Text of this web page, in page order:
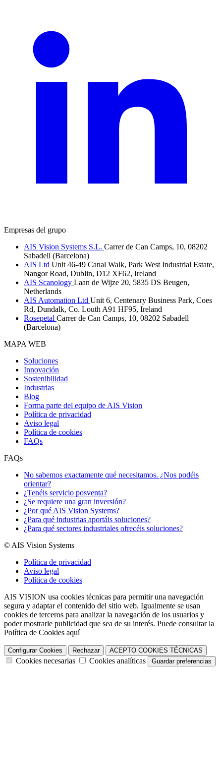
Empresas del grupo
AIS Vision Systems S.L. Carrer de Can Camps, 10, 08202
Sabadell (Barcelona)
AIS Ltd Unit 46-49 Canal Walk, Park West Industrial Estate,
Nangor Road, Dublin, D12 XF62, Ireland
AIS Scanology Laan de Wijze 20, 5835 DS Beugen,
Netherlands
AIS Automation Ltd Unit 6, Centenary Business Park, Coes
Rd, Dundalk, Co. Louth A91 HF95, Ireland
Rosepetal Carrer de Can Camps, 10, 08202 Sabadell
(Barcelona)
MAPA WEB
Soluciones
Innovación
Sostenibilidad
Industrias
Blog
Forma parte del equipo de AIS Vision
Política de privacidad
Aviso legal
Política de cookies
FAQs
FAQs
No sabemos exactamente qué necesitamos. ¿Nos podéis
orientar?
¿Tenéis servicio posventa?
¿Se requiere una gran inversión?
¿Por qué AIS Vision Systems?
¿Para qué industrias aportáis soluciones?
¿Para qué sectores industriales ofrecéis soluciones?
© AIS Vision Systems
Política de privacidad
Aviso legal
Política de cookies
AIS VISION usa cookies técnicas para permitir una navegación
segura y adaptar el contenido del sitio web. Igualmente se usan
cookies de terceros para analizar la navegación de los usuarios y
poder mostrarle publicidad que sea de su interés. Puede consultar la
Política de Cookies aquí
Configurar Cookies Rechazar ACEPTO COOKIES TÉCNICAS
Cookies necesarias Cookies analíticas Guardar preferencias